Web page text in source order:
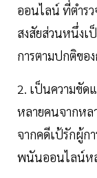
ออนไลน์ ที่ตำร
สงสัยส่วนหนึ่งเ
การตามปกติขอ
2. เป็นความขัด
หลายคนจากหล
จากคดีเป้รักผู้ก
พนันออนไลน์หล